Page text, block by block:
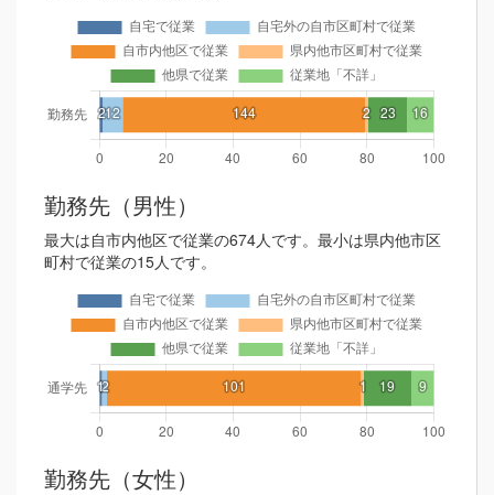
勤務先（男性）
最大は自市内他区で従業の674人です。最小は県内他市区
町村で従業の15人です。
勤務先（女性）